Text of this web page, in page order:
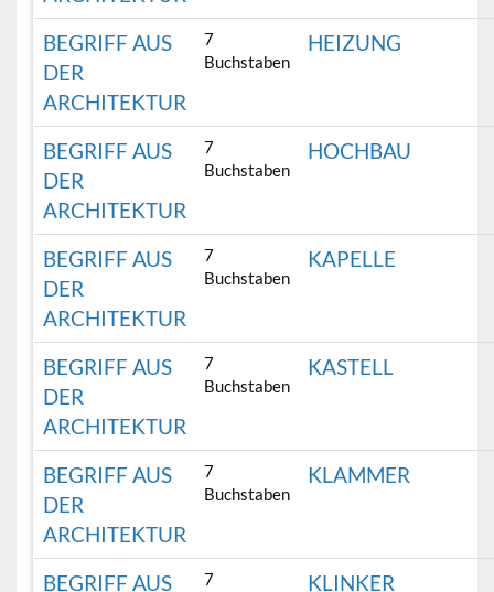
BEGRIFF AUS
DER
ARCHITEKTUR
7
Buchstaben
HEIZUNG
BEGRIFF AUS
DER
ARCHITEKTUR
7
Buchstaben
HOCHBAU
BEGRIFF AUS
DER
ARCHITEKTUR
7
Buchstaben
KAPELLE
BEGRIFF AUS
DER
ARCHITEKTUR
7
Buchstaben
KASTELL
BEGRIFF AUS
DER
ARCHITEKTUR
7
Buchstaben
KLAMMER
BEGRIFF AUS 7 KLINKER